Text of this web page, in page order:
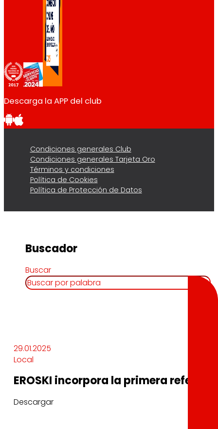
Descarga la APP del club
Condiciones generales Club
Condiciones generales Tarjeta Oro
Términos y condiciones
Política de Cookies
Política de Protección de Datos
Buscador
Buscar
29.01.2025
Local
EROSKI incorpora la primera
Descargar